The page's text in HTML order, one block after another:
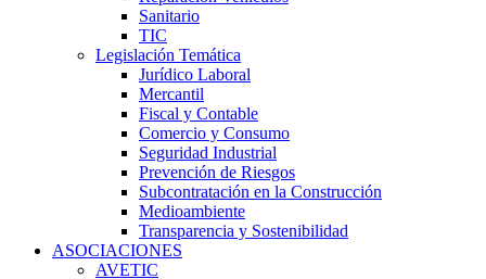
Sanitario
TIC
Legislación Temática
Jurídico Laboral
Mercantil
Fiscal y Contable
Comercio y Consumo
Seguridad Industrial
Prevención de Riesgos
Subcontratación en la Construcción
Medioambiente
Transparencia y Sostenibilidad
ASOCIACIONES
AVETIC